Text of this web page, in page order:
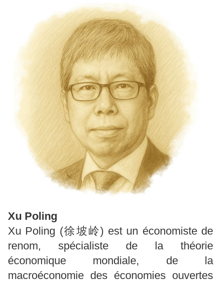
Xu Poling
Xu Poling (徐坡岭) est un économiste de
renom, spécialiste de la théorie
économique mondiale, de la
macroéconomie des économies ouvertes